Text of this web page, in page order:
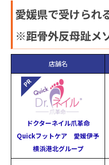
愛媛県で受けられ
※距骨外反母趾メ
店舗名
ドクターネイル爪革命
Quickフットケア 愛媛伊予
横浜港北グループ